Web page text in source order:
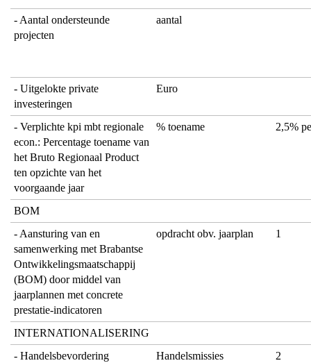
- Aantal ondersteunde
projecten
aantal
- Uitgelokte private
investeringen
Euro
- Verplichte kpi mbt regionale
econ.: Percentage toename van
het Bruto Regionaal Product
ten opzichte van het
voorgaande jaar
% toename 2,5%
BOM
- Aansturing van en
samenwerking met Brabantse
Ontwikkelingsmaatschappij
(BOM) door middel van
jaarplannen met concrete
prestatie-indicatoren
opdracht obv. jaarplan 1
INTERNATIONALISERING
- Handelsbevordering
Handelsmissies
2